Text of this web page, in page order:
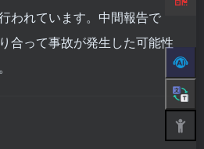
われています。中間報告で
合って事故が発生した可能性